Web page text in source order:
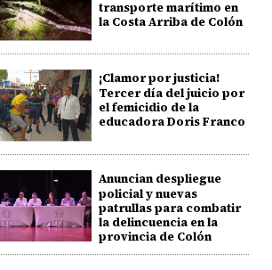
transporte marítimo en
la Costa Arriba de Colón
¡Clamor por justicia!
Tercer día del juicio por
el femicidio de la
educadora Doris Franco
Anuncian despliegue
policial y nuevas
patrullas para combatir
la delincuencia en la
provincia de Colón